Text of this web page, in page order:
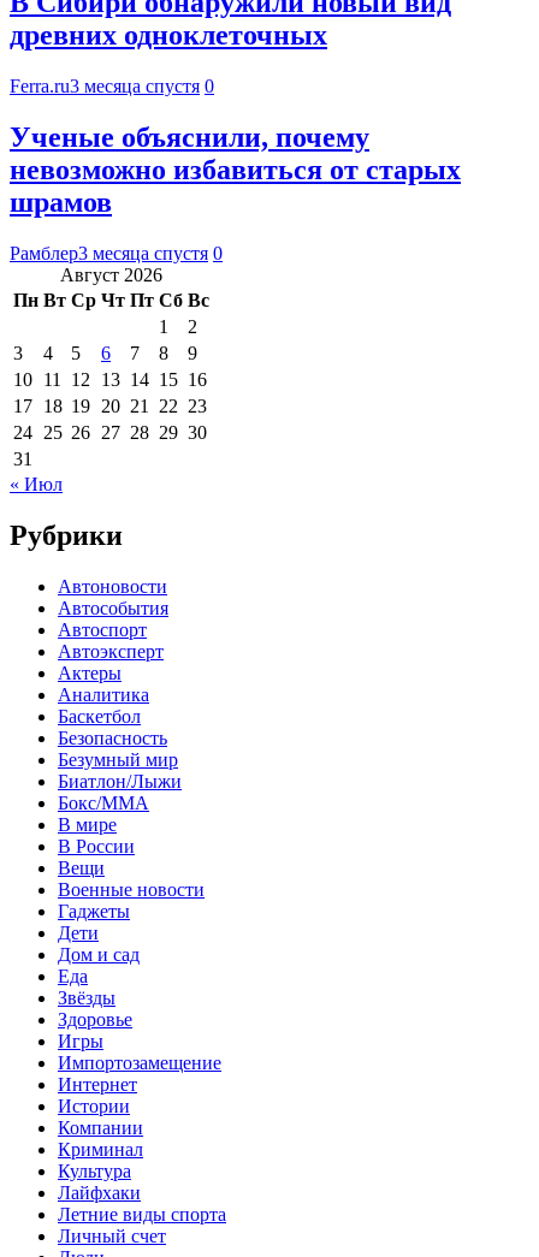
древних одноклеточных
Ferra.ru3 месяца спустя 0
Ученые объяснили, почему
невозможно избавиться от старых
шрамов
Рамблер3 месяца спустя 0
Август 2026
Пн Вт Ср Чт Пт Сб Вс
1
2
3
4 5 6 7 8
9
10 11 12 13 14 15 16
17 18 19 20 21 22 23
24 25 26 27 28 29 30
31
« Июл
Рубрики
Автоновости
Автособытия
Автоспорт
Автоэксперт
Актеры
Аналитика
Баскетбол
Безопасность
Безумный мир
Биатлон/Лыжи
Бокс/MMA
В мире
В России
Вещи
Военные новости
Гаджеты
Дети
Дом и сад
Еда
Звёзды
Здоровье
Игры
Импортозамещение
Интернет
Истории
Компании
Криминал
Культура
Лайфхаки
Летние виды спорта
Личный счет